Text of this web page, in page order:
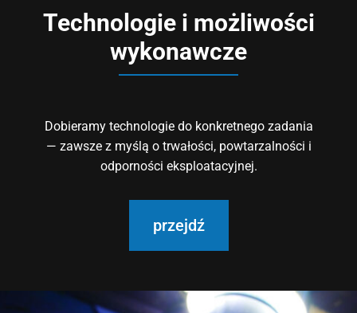
Technologie i możliwości
wykonawcze
Dobieramy technologie do konkretnego zadania
— zawsze z myślą o trwałości, powtarzalności i
odporności eksploatacyjnej.
przejdź